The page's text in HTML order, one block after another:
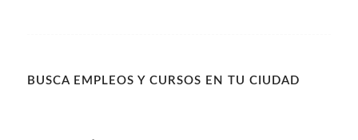
BUSCA EMPLEOS Y CURSOS EN TU CIUDAD